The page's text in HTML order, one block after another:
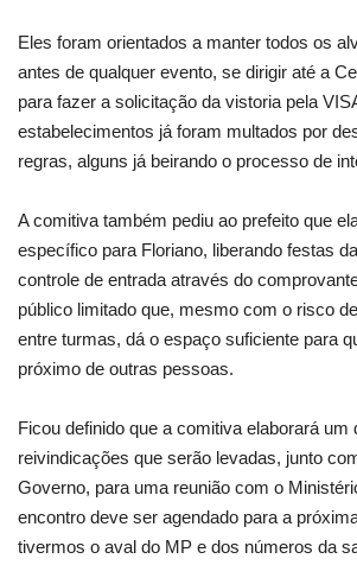
Eles foram orientados a manter todos os
antes de qualquer evento, se dirigir até a
para fazer a solicitação da vistoria pela
estabelecimentos já foram multados por
regras, alguns já beirando o processo de
A comitiva também pediu ao prefeito que
específico para Floriano, liberando festas
controle de entrada através do
público limitado que, mesmo com o risco
entre turmas, dá o espaço suficiente para
próximo de outras pessoas.
Ficou definido que a comitiva elaborará
reivindicações que serão levadas, junto
Governo, para uma reunião com o
encontro deve ser agendado para a
tivermos o aval do MP e dos números da